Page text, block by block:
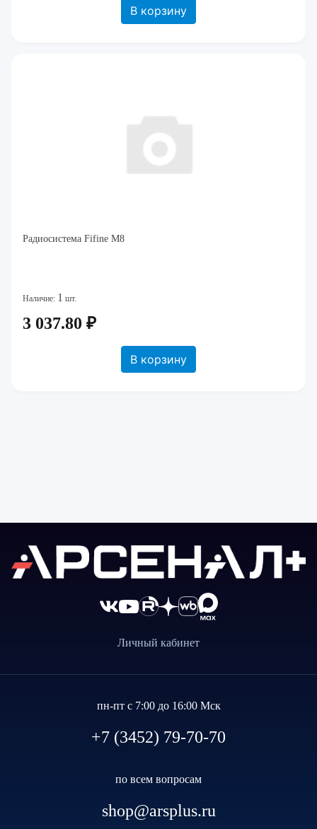
В корзину
Радиосистема Fifine M8
Наличие: 1 шт.
3 037.80 ₽
В корзину
Личный кабинет
пн-пт с 7:00 до 16:00 Мск
+7 (3452) 79-70-70
по всем вопросам
shop@arsplus.ru